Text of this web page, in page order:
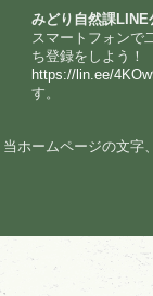
みどり自然課LINE
スマートフォンで
ち登録をしよう！
https://lin.ee/
す。
当ホームページの文字